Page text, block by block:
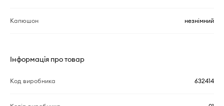
Капюшон незнімний
Інформація про товар
Код виробника 632414